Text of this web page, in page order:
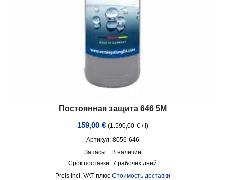
Постоянная защита 646 5M
159,00 € (1.590,00 €/l)
Артикул: 8056-646
Запасы : В наличии
Срок поставки: 7 рабочих дней
incl. VAT плюс Стоимость доставки